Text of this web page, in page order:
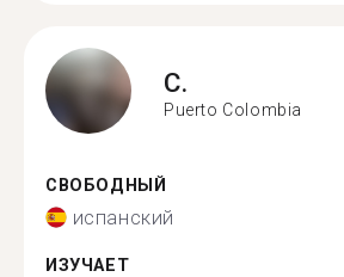
C.
Puerto Colombia
СВОБОДНЫЙ
испанский
ИЗУЧАЕТ